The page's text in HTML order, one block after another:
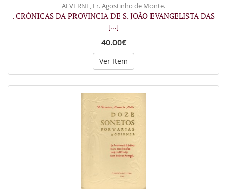
ALVERNE, Fr. Agostinho de Monte.
. CRÓNICAS DA PROVINCIA DE S. JOÃO EVANGELISTA DAS
[...]
40.00€
Ver Item